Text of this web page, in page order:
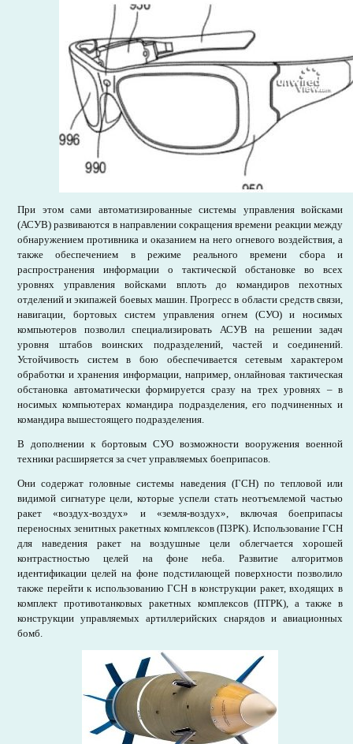
При этом сами автоматизированные системы управления войсками
(АСУВ) развиваются в направлении сокращения времени реакции между
обнаружением противника и оказанием на него огневого воздействия, а
также обеспечением в режиме реального времени сбора и
распространения информации о тактической обстановке во всех
уровнях управления войсками вплоть до командиров пехотных
отделений и экипажей боевых машин. Прогресс в области средств связи,
навигации, бортовых систем управления огнем (СУО) и носимых
компьютеров позволил специализировать АСУВ на решении задач
уровня штабов воинских подразделений, частей и соединений.
Устойчивость систем в бою обеспечивается сетевым характером
обработки и хранения информации, например, онлайновая тактическая
обстановка автоматически формируется сразу на трех уровнях – в
носимых компьютерах командира подразделения, его подчиненных и
командира вышестоящего подразделения.
В дополнении к бортовым СУО возможности вооружения военной
техники расширяется за счет управляемых боеприпасов.
Они содержат головные системы наведения (ГСН) по тепловой или
видимой сигнатуре цели, которые успели стать неотъемлемой частью
ракет «воздух-воздух» и «земля-воздух», включая боеприпасы
переносных зенитных ракетных комплексов (ПЗРК). Использование ГСН
для наведения ракет на воздушные цели облегчается хорошей
контрастностью целей на фоне неба. Развитие алгоритмов
идентификации целей на фоне подстилающей поверхности позволило
также перейти к использованию ГСН в конструкции ракет, входящих в
комплект противотанковых ракетных комплексов (ПТРК), а также в
конструкции управляемых артиллерийских снарядов и авиационных
бомб.